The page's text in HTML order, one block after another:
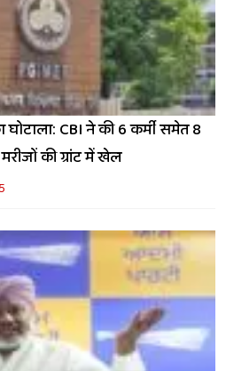
CBI ने की 6 कर्मी समेत 8
की ग्रांट में खेल